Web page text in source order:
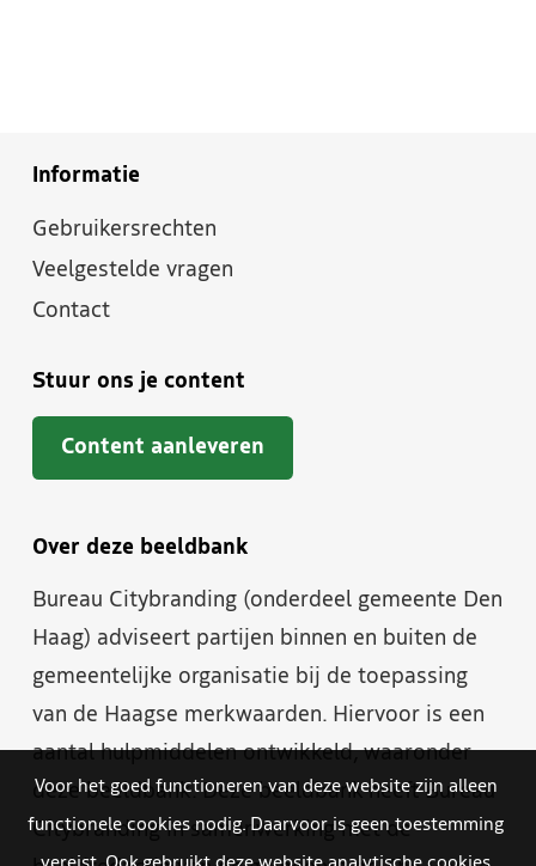
Informatie
Gebruikersrechten
Veelgestelde vragen
Contact
Stuur ons je content
Content aanleveren
Over deze beeldbank
Bureau Citybranding (onderdeel gemeente Den
Haag) adviseert partijen binnen en buiten de
gemeentelijke organisatie bij de toepassing
van de Haagse merkwaarden. Hiervoor is een
aantal hulpmiddelen ontwikkeld, waaronder
deze beeldbank. Deze beeldbank heeft Bureau
Citybranding in samenwerking met de
Voor het goed functioneren van deze website zijn alleen
functionele cookies nodig. Daarvoor is geen toestemming